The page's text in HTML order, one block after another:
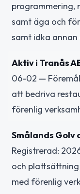
programmering,
samt äga och
samt idka
Aktiv i Tranås
06-02 —
att bedriva
förenlig
Smålands Golv
Registrerad:
och
med förenlig